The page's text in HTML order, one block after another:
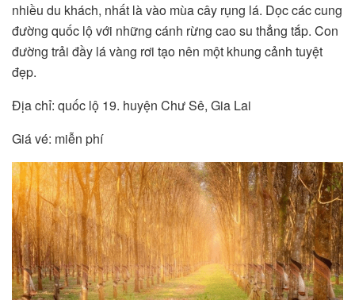
nhiều du khách, nhất là vào mùa cây rụng lá. Dọc các cung
đường quốc lộ với những cánh rừng cao su thẳng tắp. Con
đường trải đầy lá vàng rơi tạo nên một khung cảnh tuyệt
đẹp.
Địa chỉ: quốc lộ 19. huyện Chư Sê, Gia Lai
Giá vé: miễn phí